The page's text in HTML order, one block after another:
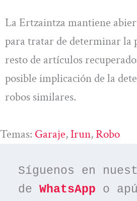
La Ertzaintza mantiene
para tratar de determinar la
resto de artículos
posible implicación de la
robos similares.
Temas: Garaje, Irun, Robo
Síguenos en
de WhatsApp o